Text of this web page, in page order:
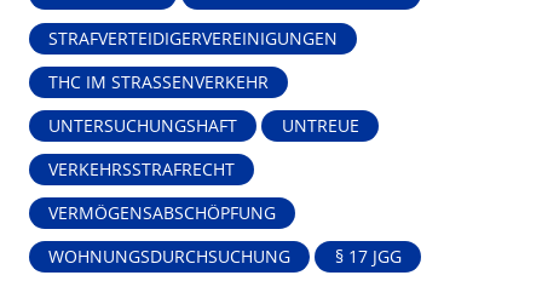
STRAFVERTEIDIGERVEREINIGUNGEN
THC IM STRASSENVERKEHR
UNTERSUCHUNGSHAFT UNTREUE
VERKEHRSSTRAFRECHT
VERMÖGENSABSCHÖPFUNG
WOHNUNGSDURCHSUCHUNG § 17 JGG